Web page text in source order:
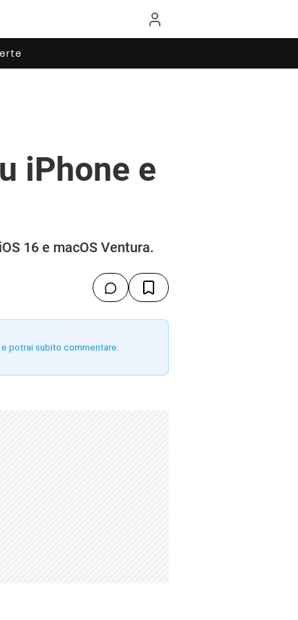
iPhone e
16 e macOS Ventura.
potrai subito commentare.